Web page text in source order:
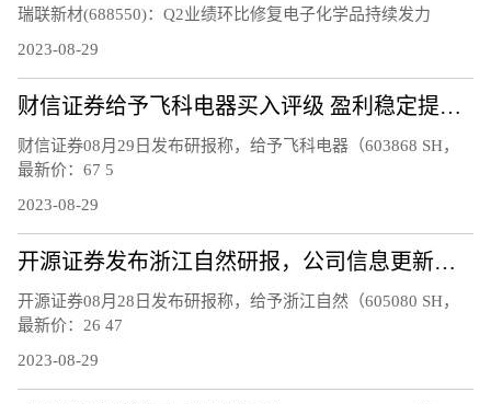
瑞联新材(688550)：Q2业绩环比修复电子化学品持续发力
2023-08-29
财信证券给予飞科电器买入评级 盈利稳定提升 期待高速电吹风业务放量
财信证券08月29日发布研报称，给予飞科电器（603868 SH，
最新价：67 5
2023-08-29
开源证券发布浙江自然研报，公司信息更新报告，2023H1 业绩承压，Q2 收入降幅明显收窄
开源证券08月28日发布研报称，给予浙江自然（605080 SH，
最新价：26 47
2023-08-29